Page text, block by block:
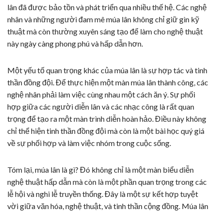
lân đã được bảo tồn và phát triển qua nhiều thế hệ. Các nghệ
nhân và những người đam mê múa lân không chỉ giữ gìn kỹ
thuật mà còn thường xuyên sáng tạo để làm cho nghệ thuật
này ngày càng phong phú và hấp dẫn hơn.
Một yếu tố quan trọng khác của múa lân là sự hợp tác và tinh
thần đồng đội. Để thực hiện một màn múa lân thành công, các
nghệ nhân phải làm việc cùng nhau một cách ăn ý. Sự phối
hợp giữa các người diễn lân và các nhạc công là rất quan
trọng để tạo ra một màn trình diễn hoàn hảo. Điều này không
chỉ thể hiện tinh thần đồng đội mà còn là một bài học quý giá
về sự phối hợp và làm việc nhóm trong cuộc sống.
Tóm lại, múa lân là gì? Đó không chỉ là một màn biểu diễn
nghệ thuật hấp dẫn mà còn là một phần quan trọng trong các
lễ hội và nghi lễ truyền thống. Đây là một sự kết hợp tuyệt
vời giữa văn hóa, nghệ thuật, và tinh thần cộng đồng. Múa lân